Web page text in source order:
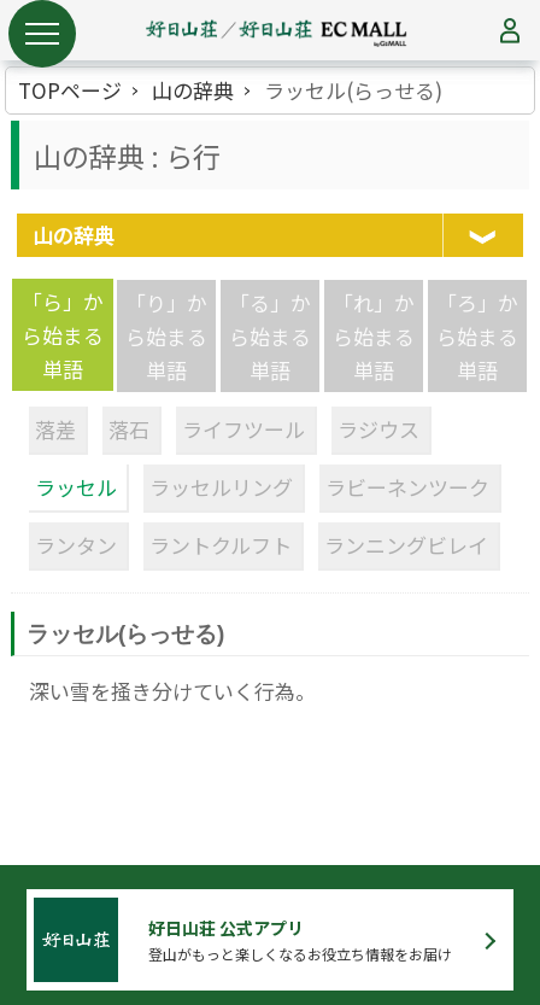
TOPページ 山の辞典 ラッセル(らっせる)
山の辞典 : ら行
山の辞典
「ら」か
ら始まる
単語
「り」か
ら始まる
単語
「る」か
ら始まる
単語
「れ」か
ら始まる
単語
「ろ」か
ら始まる
単語
落差
落石 ライフツール
ラジウス
ラッセル
ラッセルリング
ラビーネンツーク
ランタン
ラントクルフト ランニングビレイ
ラッセル(らっせる)
深い雪を掻き分けていく行為。
好日山荘 公式アプリ
登山がもっと楽しくなるお役立ち情報をお届け